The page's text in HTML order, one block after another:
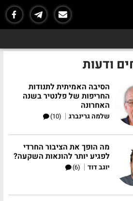
ודעות
הסיבה האמיתית לתנודות
החריפות של פלנטיר בשנה
האחרונה
שלמה גרינברג |
(10)
מה הופך את הציבור החרדי
לפגיע יותר להונאות השקעה?
יוגב דוד |
(6)